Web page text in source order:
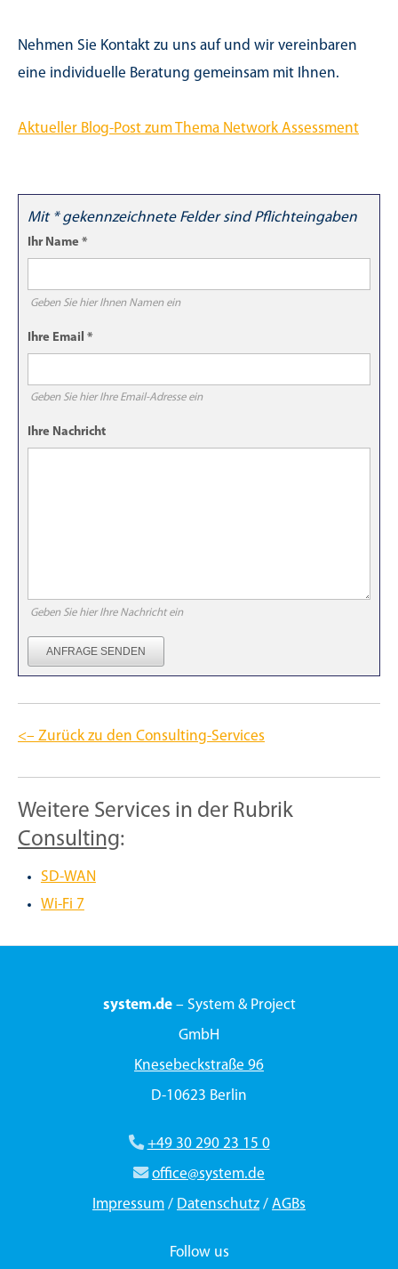
Nehmen Sie Kontakt zu uns auf und wir vereinbaren
eine individuelle Beratung gemeinsam mit Ihnen.
Aktueller Blog-Post zum Thema Network Assessment
Mit * gekennzeichnete Felder sind Pflichteingaben
Ihr Name *
Geben Sie hier Ihnen Namen ein
Ihre Email *
Geben Sie hier Ihre Email-Adresse ein
Ihre Nachricht
Geben Sie hier Ihre Nachricht ein
ANFRAGE SENDEN
<– Zurück zu den Consulting-Services
Weitere Services in der Rubrik
Consulting:
SD-WAN
Wi-Fi 7
system.de– System & Project
GmbH
Knesebeckstraße 96
D-10623 Berlin
+49 30 290 23 15 0
office@system.de
Impressum / Datenschutz / AGBs
Follow us